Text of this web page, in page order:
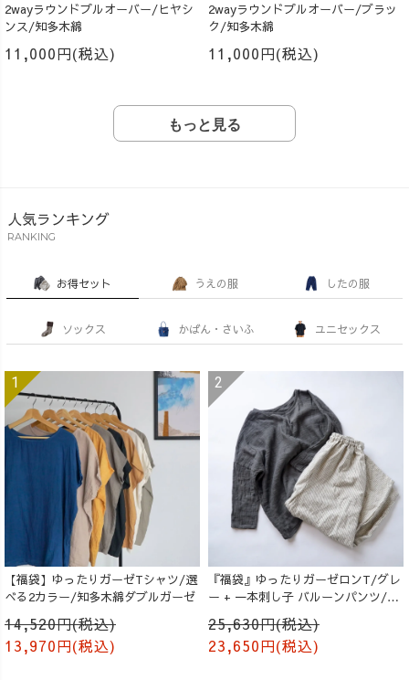
2wayラウンドプルオーバー/ヒヤシ
ンス/知多木綿
11,000円(税込)
2wayラウンドプルオーバー/ブラッ
ク/知多木綿
11,000円(税込)
もっと見る
人気ランキング
RANKING
お得セット うえの服 したの服
ソックス かばん・さいふ ユニセックス
【福袋】ゆったりガーゼTシャツ/選
べる2カラー/知多木綿ダブルガーゼ
14,520円(税込)
13,970円(税込)
『福袋』ゆったりガーゼロンT/グレ
ー + 一本刺し子 バルーンパンツ/生
25,630円(税込)
23,650円(税込)